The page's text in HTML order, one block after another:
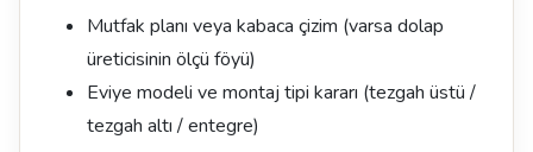
Mutfak planı veya kabaca çizim (varsa dolap
üreticisinin ölçü föyü)
Eviye modeli ve montaj tipi kararı (tezgah üstü /
tezgah altı / entegre)